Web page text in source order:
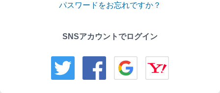
パスワードをお忘れですか？
SNSアカウントでログイン